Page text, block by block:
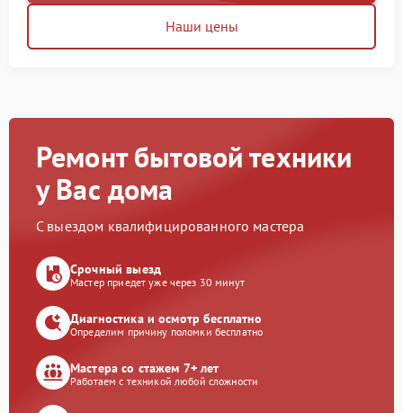
Наши цены
Ремонт бытовой техники
у Вас дома
С выездом квалифицированного мастера
Срочный выезд
Мастер приедет уже через 30 минут
Диагностика и осмотр бесплатно
Определим причину поломки бесплатно
Мастера со стажем 7+ лет
Работаем с техникой любой сложности